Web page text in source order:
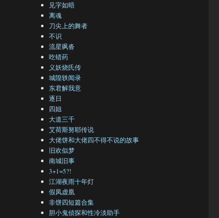
见字如晤
离魂
刀尖上的舞者
不识
流星飒沓
吃错药
义妖烧氏传
城隍轶闻录
东君解我意
逐日
四姐
大道三千
艾荷斯努耶传说
大佬饼和大佬四不得不说的故事
旧欢似梦
南城旧事
3+1=5?!
江湖夜雨十年灯
假凤虚凰
非饼四短篇合集
胆小鬼侦探和性冷淡助手